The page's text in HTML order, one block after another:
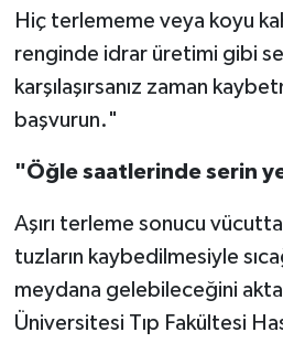
Hiç terlememe veya koyu
renginde idrar üretimi gibi
karşılaşırsanız zaman
başvurun."
"Öğle saatlerinde serin
Aşırı terleme sonucu
tuzların kaybedilmesiyle
meydana gelebileceğini
Üniversitesi Tıp Fakültesi